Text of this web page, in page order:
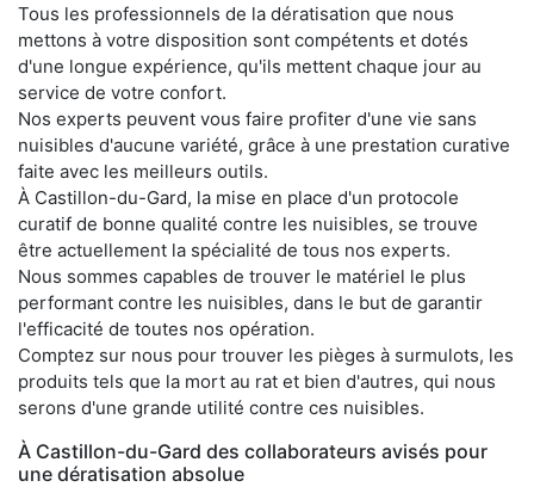
Tous les professionnels de la dératisation que nous
mettons à votre disposition sont compétents et dotés
d'une longue expérience, qu'ils mettent chaque jour au
service de votre confort.
Nos experts peuvent vous faire profiter d'une vie sans
nuisibles d'aucune variété, grâce à une prestation curative
faite avec les meilleurs outils.
À Castillon-du-Gard, la mise en place d'un protocole
curatif de bonne qualité contre les nuisibles, se trouve
être actuellement la spécialité de tous nos experts.
Nous sommes capables de trouver le matériel le plus
performant contre les nuisibles, dans le but de garantir
l'efficacité de toutes nos opération.
Comptez sur nous pour trouver les pièges à surmulots, les
produits tels que la mort au rat et bien d'autres, qui nous
serons d'une grande utilité contre ces nuisibles.
À Castillon-du-Gard des collaborateurs avisés pour
une dératisation absolue